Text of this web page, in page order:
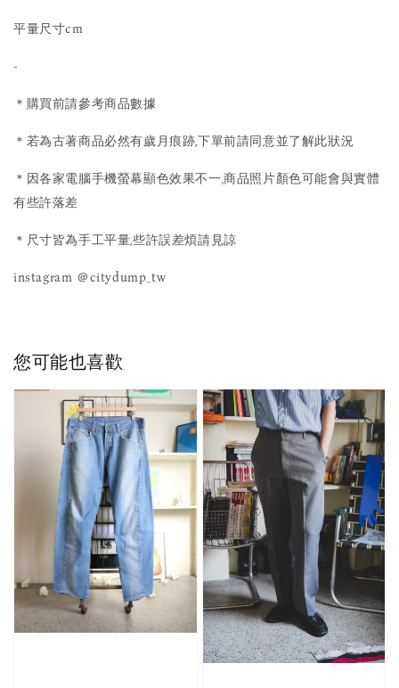
平量尺寸cm
-
＊購買前請參考商品數據
＊若為古著商品必然有歲月痕跡,下單前請同意並了解此狀況
＊因各家電腦手機螢幕顯色效果不一,商品照片顏色可能會與實體
有些許落差
＊尺寸皆為手工平量,些許誤差煩請見諒
instagram ＠citydump_tw
您可能也喜歡